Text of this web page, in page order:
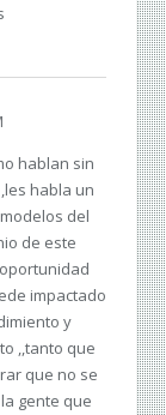
hablan sin
habla un
del
de este
impactado
y
,,tanto que
que no se
gente que